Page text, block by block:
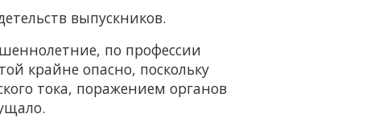
выпускников.
по профессии
крайне опасно, поскольку
тока, поражением органов